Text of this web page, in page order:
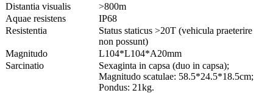
Distantia visualis
>800m
Aquae resistens
IP68
Resistentia
Status staticus >20T (vehicula praeterire
non possunt)
Magnitudo
L104*L104*A20mm
Sarcinatio
Sexaginta in capsa (duo in capsa);
Magnitudo scatulae: 58.5*24.5*18.5cm;
Pondus: 21kg.